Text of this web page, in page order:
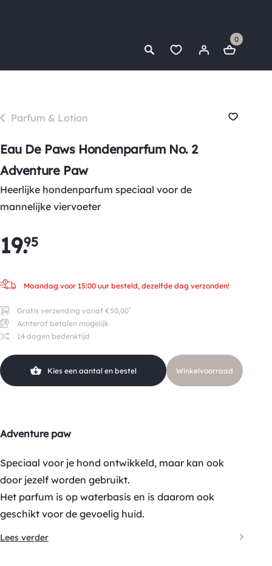
0
Parfum & Lotion
Eau De Paws Hondenparfum No. 2
Adventure Paw
Heerlijke hondenparfum speciaal voor de
mannelijke viervoeter
19.95
Maandag voor 15:00 uur besteld, dezelfde dag verzonden!
Gratis verzending vanaf €50,00*
Achteraf betalen mogelijk
14 dagen bedenktijd
Kies een aantal en bestel Winkelvoorraad
Adventure paw
Speciaal voor je hond ontwikkeld, maar kan ook
door jezelf worden gebruikt.
Het parfum is op waterbasis en is daarom ook
geschikt voor de gevoelig huid.
Lees verder